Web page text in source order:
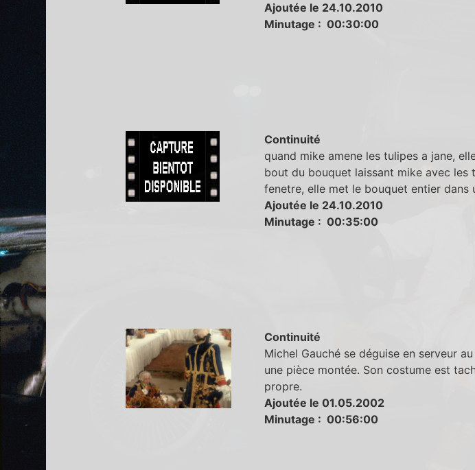
Ajoutée le 24.10.2010
Minutage : 00:30:00
Continuité
quand mike amene les tulipes a jane,
bout du bouquet laissant mike avec
fenetre, elle met le bouquet entier dans
Ajoutée le 24.10.2010
Minutage : 00:35:00
Continuité
Michel Gauché se déguise en serveur
une pièce montée. Son costume est
propre.
Ajoutée le 01.05.2002
Minutage : 00:56:00